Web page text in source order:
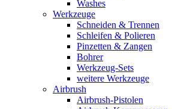
Washes
Werkzeuge
Schneiden & Trennen
Schleifen & Polieren
Pinzetten & Zangen
Bohrer
Werkzeug-Sets
weitere Werkzeuge
Airbrush
Airbrush-Pistolen